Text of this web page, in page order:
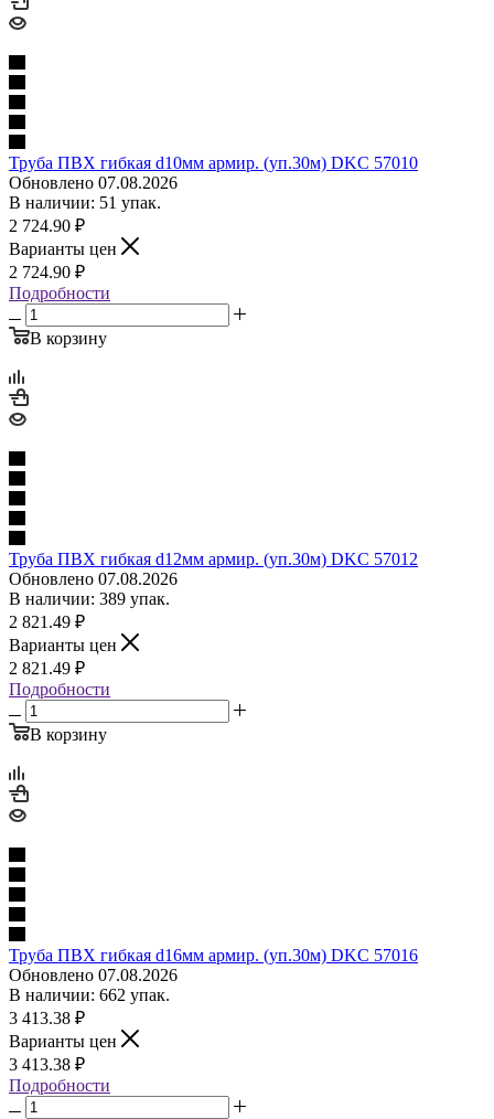
Труба ПВХ гибкая d10мм армир. (уп.30м) DKC 57010
Обновлено 07.08.2026
В наличии: 51 упак.
2 724.90 ₽
Варианты цен
2 724.90 ₽
Подробности
В корзину
Труба ПВХ гибкая d12мм армир. (уп.30м) DKC 57012
Обновлено 07.08.2026
В наличии: 389 упак.
2 821.49 ₽
Варианты цен
2 821.49 ₽
Подробности
В корзину
Труба ПВХ гибкая d16мм армир. (уп.30м) DKC 57016
Обновлено 07.08.2026
В наличии: 662 упак.
3 413.38 ₽
Варианты цен
3 413.38 ₽
Подробности